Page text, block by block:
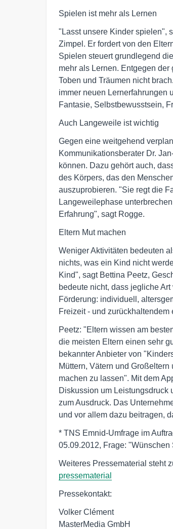
Spielen ist mehr als Lernen
"Lasst unsere Kinder spielen",
Zimpel. Er fordert von den
Spielen steuert grundlegend
mehr als Lernen. Entgegen
Toben und Träumen nicht
immer neuen Lernerfahrungen
Fantasie, Selbstbewusstsein,
Auch Langeweile ist wichtig
Gegen eine weitgehend
Kommunikationsberater Dr.
können. Dazu gehört auch,
des Körpers, das den
auszuprobieren. "Sie regt die
Langeweilephase
Erfahrung", sagt Rogge.
Eltern Mut machen
Weniger Aktivitäten bedeuten
nichts, was ein Kind nicht
Kind", sagt Bettina Peetz,
bedeute nicht, dass jegliche
Förderung: individuell,
Freizeit - und zurückhaltendem
Peetz: "Eltern wissen am
die meisten Eltern einen sehr
bekannter Anbieter von
Müttern, Vätern und
machen zu lassen". Mit dem
Diskussion um Leistungsdruck
zum Ausdruck. Das
und vor allem dazu beitragen,
* TNS Emnid-Umfrage im
05.09.2012, Frage:
Weiteres Pressematerial steht
pressematerial
Pressekontakt:
Volker Clément
MasterMedia GmbH